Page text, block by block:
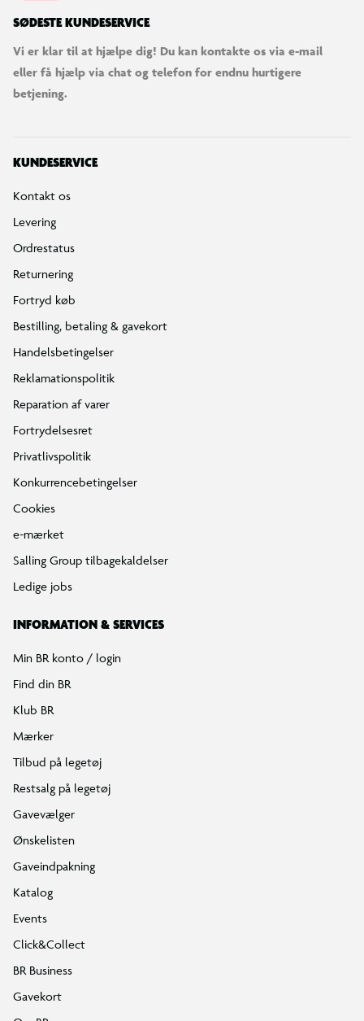
SØDESTE KUNDESERVICE
Vi er klar til at hjælpe dig! Du kan kontakte os via e-mail
eller få hjælp via chat og telefon for endnu hurtigere
betjening.
KUNDESERVICE
Kontakt os
Levering
Ordrestatus
Returnering
Fortryd køb
Bestilling, betaling & gavekort
Handelsbetingelser
Reklamationspolitik
Reparation af varer
Fortrydelsesret
Privatlivspolitik
Konkurrencebetingelser
Cookies
e-mærket
Salling Group tilbagekaldelser
Ledige jobs
INFORMATION & SERVICES
Min BR konto / login
Find din BR
Klub BR
Mærker
Tilbud på legetøj
Restsalg på legetøj
Gavevælger
Ønskelisten
Gaveindpakning
Katalog
Events
Click&Collect
BR Business
Gavekort